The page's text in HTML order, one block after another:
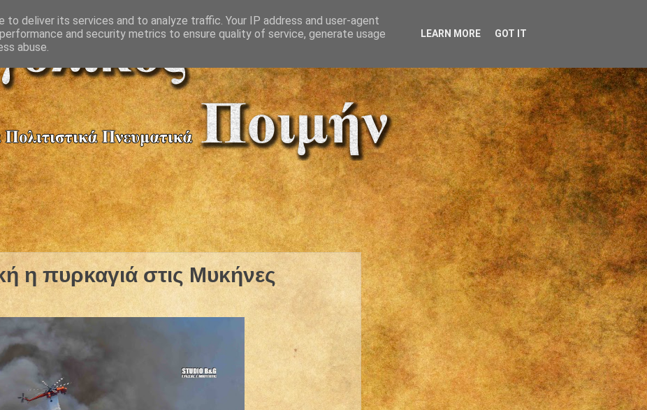
η πυρκαγιά στις Μυκήνες
to deliver its services and to analyze traffic. Your IP address and user-agent
and security metrics to ensure quality of service, generate usage
abuse.
LEARN MORE GOT IT